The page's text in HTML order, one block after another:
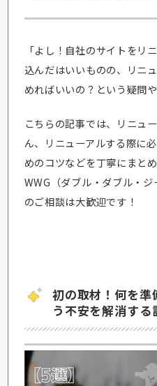
「よし！自社のサイトをリ
込んだはいいものの、リニ
めればいいの？という疑問
こちらの記事では、リニュ
ん、リニューアルする際に
めのコツなどを丁寧にまと
WWG（ダブル・ダブル・
のご相談は大歓迎です！
初の取材！何を準
う不安を解消する